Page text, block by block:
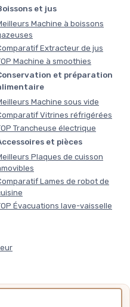
et jus
Machine à boissons
Extracteur de jus
Machine à smoothies
et préparation
Machine sous vide
Vitrines réfrigérées
Trancheuse électrique
et pièces
Plaques de cuisson
Lames de robot de
Évacuations lave-vaisselle